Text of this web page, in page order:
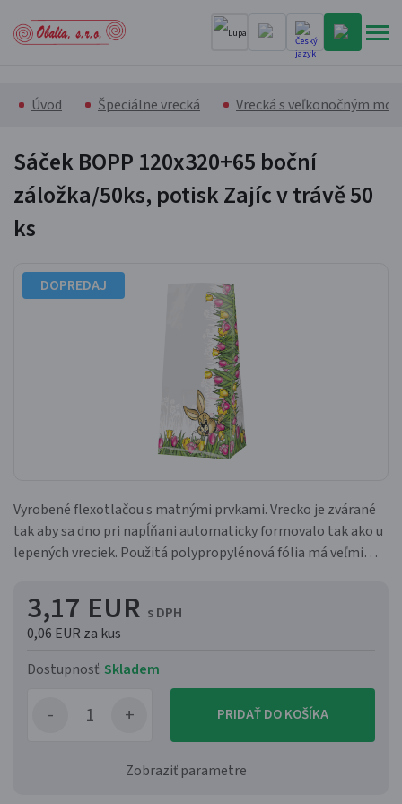
Úvod Špeciálne vrecká Vrecká s veľkonočným
Sáček BOPP 120x320+65 boční
záložka/50ks, potisk Zajíc v trávě50
ks
DOPREDAJ
Vyrobené flexotlačou s matnými prvkami. Vrecko je zvárané
tak aby sa dno pri napĺňani automaticky formovalo tak ako u
lepených vreciek. Použitá polypropylénová fólia má veľmi
3,17 EUR s DPH
0,06 EUR za kus
Dostupnosť:Skladem
PRIDAŤ DO KOŠÍKA
Zobraziť parametre